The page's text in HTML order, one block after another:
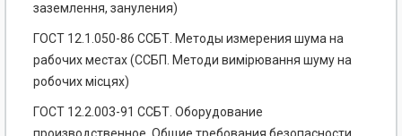
заземлення, зануления)
ГОСТ 12.1.050-86 ССБТ. Методы измерения шума на
рабочих местах (ССБП. Методи вимірювання шуму на
робочих місцях)
ГОСТ 12.2.003-91 ССБТ. Оборудование